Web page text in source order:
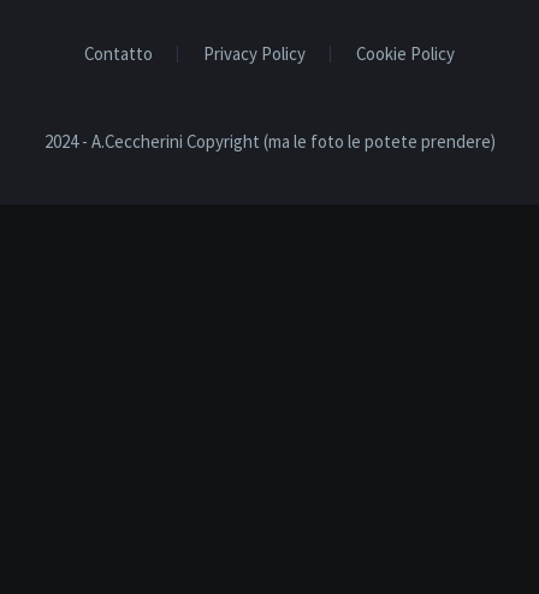
Contatto Privacy Policy Cookie Policy
2024 - A.Ceccherini Copyright (ma le foto le potete prendere)